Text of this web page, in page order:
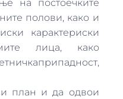
на постоечките
полови, како и
карактериски
лица, како
план и да одвои